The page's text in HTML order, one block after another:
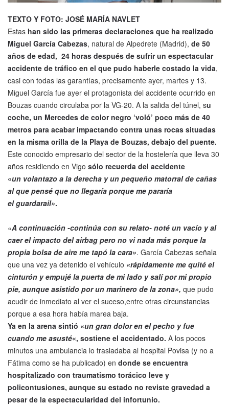
TEXTO Y FOTO: JOSÉ MARÍA NAVLET
Estas han sido las primeras declaraciones que ha realizado
Miguel García Cabezas, natural de Alpedrete (Madrid), de 50
años de edad, 24 horas después de sufrir un espectacular
accidente de tráfico en el que pudo haberle costado la vida,
casi con todas las garantías, precisamente ayer, martes y 13.
Miguel García fue ayer el protagonista del accidente ocurrido en
Bouzas cuando circulaba por la VG-20. A la salida del túnel, su
coche, un Mercedes de color negro ‘voló’ poco más de 40
metros para acabar impactando contra unas rocas situadas
en la misma orilla de la Playa de Bouzas, debajo del puente.
Este conocido empresario del sector de la hostelería que lleva 30
años residiendo en Vigo sólo recuerda del accidente
«un volantazo a la derecha y un pequeño matorral de cañas
al que pensé que no llegaría porque me pararía
el guardarail».
«A continuación -continúa con su relato- noté un vacío y al
caer el impacto del airbag pero no vi nada más porque la
propia bolsa de aire me tapó la cara». García Cabezas señala
que una vez ya detenido el vehículo «rápidamente me quité el
cinturón y empujé la puerta de mi lado y salí por mi propio
pie, aunque asistido por un marinero de la zona», que pudo
acudir de inmediato al ver el suceso,entre otras circunstancias
porque a esa hora había marea baja.
Ya en la arena sintió «un gran dolor en el pecho y fue
cuando me asusté«, sostiene el accidentado. A los pocos
minutos una ambulancia lo trasladaba al hospital Povisa (y no a
Fátima como se ha publicado) en donde se encuentra
hospitalizado con traumatismo torácico leve y
policontusiones, aunque su estado no reviste gravedad a
pesar de la espectacularidad del infortunio.